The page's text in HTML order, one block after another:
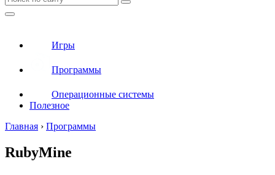
Игры
Программы
Операционные системы
Полезное
Главная › Программы
RubyMine